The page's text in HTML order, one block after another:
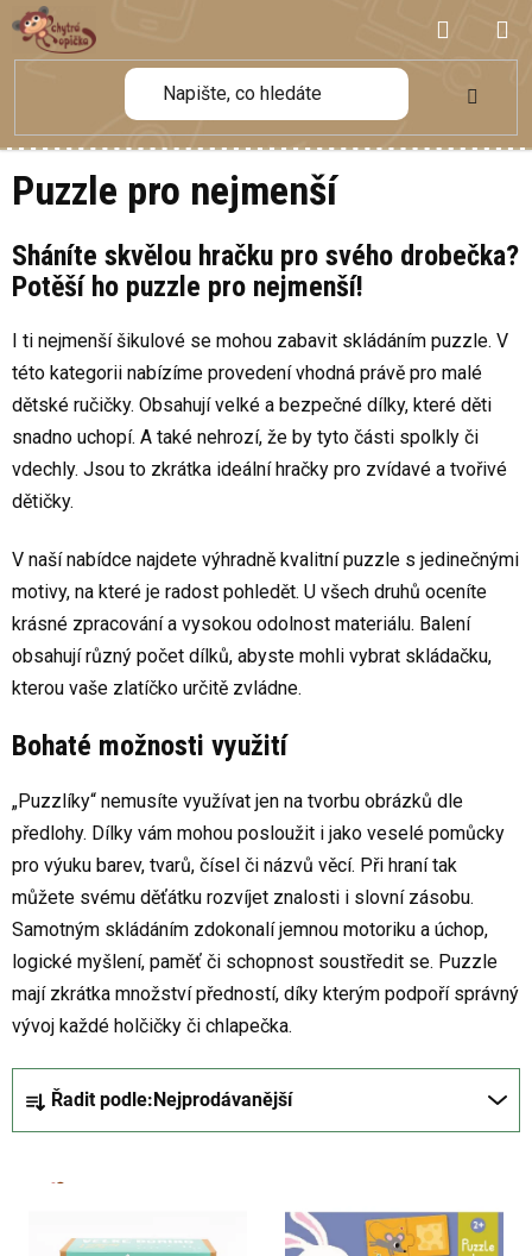
Přejít
na
obsah
KOŠÍK
Puzzle pro nejmenší
Sháníte skvělou hračku pro svého drobečka?
Potěší ho puzzle pro nejmenší!
I ti nejmenší šikulové se mohou zabavit skládáním puzzle. V
této kategorii nabízíme provedení vhodná právě pro malé
dětské ručičky. Obsahují velké a bezpečné dílky, které děti
snadno uchopí. A také nehrozí, že by tyto části spolkly či
vdechly. Jsou to zkrátka ideální hračky pro zvídavé a tvořivé
dětičky.
V naší nabídce najdete výhradně kvalitní puzzle s jedinečnými
motivy, na které je radost pohledět. U všech druhů oceníte
krásné zpracování a vysokou odolnost materiálu. Balení
obsahují různý počet dílků, abyste mohli vybrat skládačku,
kterou vaše zlatíčko určitě zvládne.
Bohaté možnosti využití
„Puzzlíky“ nemusíte využívat jen na tvorbu obrázků dle
předlohy. Dílky vám mohou posloužit i jako veselé pomůcky
pro výuku barev, tvarů, čísel či názvů věcí. Při hraní tak
můžete svému děťátku rozvíjet znalosti i slovní zásobu.
Samotným skládáním zdokonalí jemnou motoriku a úchop,
logické myšlení, paměť či schopnost soustředit se. Puzzle
mají zkrátka množství předností, díky kterým podpoří správný
vývoj každé holčičky či chlapečka.
Řadit podle: Nejprodávanější